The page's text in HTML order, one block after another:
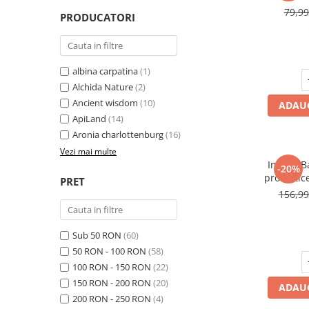
Piele, păr & unghii
Tranzit intestinal
Colesterol & tensiune
Sănătatea copiilor
Performanta sportiva
Sanatate Orala
Demachiante
Geluri de curățare
Ape micelare
Măști pentru față
Creme pentru ochi
Balsam buze
Îngrijirea Corpului
Creme de corp
Unturi de corp
Uleiuri de corp
Curcumin (Turmeric)
Ginkgo biloba
Glucozamina
Zinc BisglicinatPRODUCATORI
albina carpatina(1)
Alchida Nature(2)
Ancient wisdom (10)
ApiLand (14)
Aronia charlottenburg(16)
Vezi mai multe
PRET
Sub 50 RON (60)
50 RON - 100 RON (58)
100 RON - 150 RON (22)
150 RON - 200 RON (20)
200 RON - 250 RON (4)
-20%